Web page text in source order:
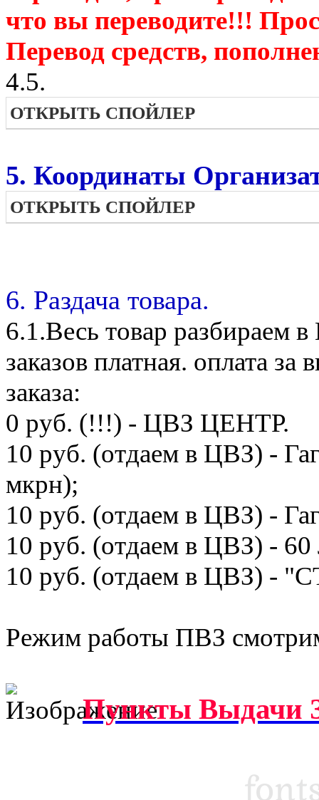
что вы переводите!!!
Перевод средств,
4.5.
ОТКРЫТЬ СПОЙЛЕР
5. Координаты
ОТКРЫТЬ СПОЙЛЕР
6. Раздача товара.
6.1.Весь товар разбираем
заказов платная. оплата
заказа:
0 руб. (!!!) - ЦВЗ ЦЕНТР.
10 руб. (отдаем в ЦВЗ) -
мкрн);
10 руб. (отдаем в ЦВЗ) -
10 руб. (отдаем в ЦВЗ) -
10 руб. (отдаем в ЦВЗ) -
Режим работы ПВЗ
Пункты Выдачи